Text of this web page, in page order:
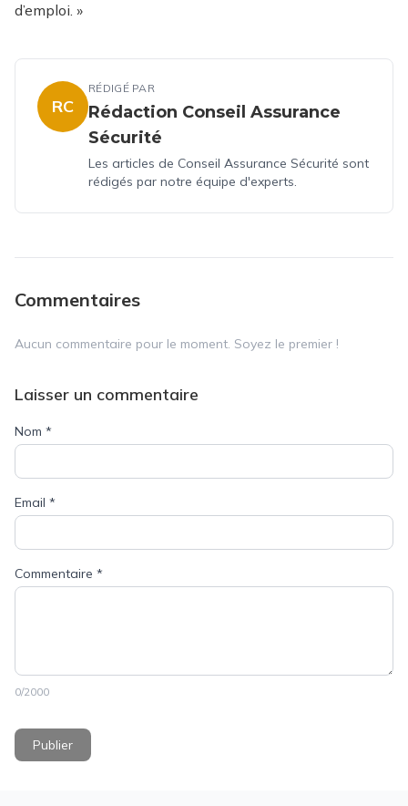
d’emploi. »
RC
RÉDIGÉ PAR
Rédaction Conseil Assurance
Sécurité
Les articles de Conseil Assurance Sécurité sont
rédigés par notre équipe d'experts.
Commentaires
Aucun commentaire pour le moment. Soyez le premier !
Laisser un commentaire
Nom *
Email *
Commentaire *
0/2000
Publier